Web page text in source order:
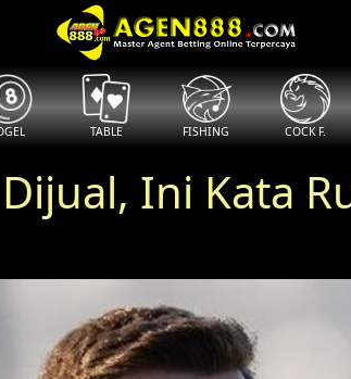
TABLE FISHING COCK F.
Ini Kata